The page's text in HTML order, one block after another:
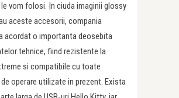
vom folosi. |n ciuda imaginii glossy
aceste accesorii, compania
acordat o importanta deosebita
tehnice, fiind rezistente la
si compatibile cu toate
operare utilizate in prezent. Exista